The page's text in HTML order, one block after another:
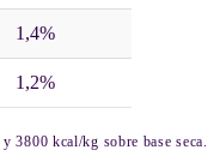
1,4%
1,2%
3800 kcal/kg sobre base seca.